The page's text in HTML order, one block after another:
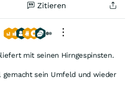
Zitieren
mit seinen Hirngespinsten.
gemacht sein Umfeld und wieder